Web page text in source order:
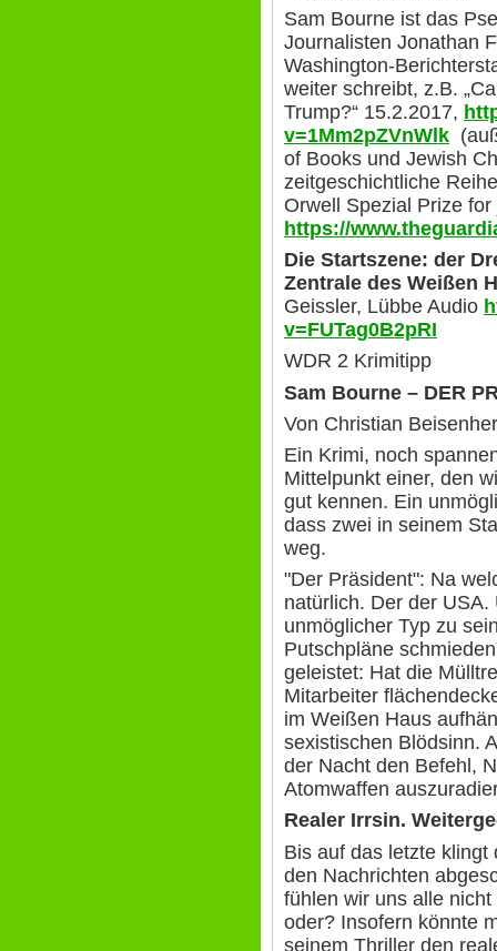
Sam Bourne ist das
Journalisten Jonathan
Washington-
weiter schreibt, z.B.
Trump?“ 15.2.2017,
v=1Mm2pZVnWlk
of Books und Jewish
zeitgeschichtliche
Orwell Spezial Prize
https://
Die Startszene: der
Zentrale des Weißen
Geissler, Lübbe Audio
v=FUTag0B2pRI
WDR 2 Krimitipp
Sam Bourne – DER
Von Christian
Ein Krimi, noch
Mittelpunkt einer, den
gut kennen. Ein
dass zwei in seinem
weg.
"Der Präsident": Na
natürlich. Der der
unmöglicher Typ zu
Putschpläne
geleistet: Hat die
Mitarbeiter
im Weißen Haus
sexistischen Blödsinn.
der Nacht den Befehl,
Atomwaffen
Realer Irrsin.
Bis auf das letzte
den Nachrichten
fühlen wir uns alle
oder? Insofern könnte
seinem Thriller den